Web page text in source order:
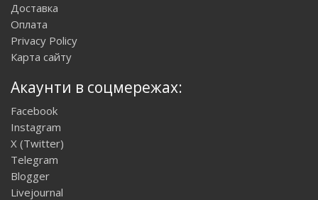
Доставка
Оплата
Privacy Policy
Карта сайту
Акаунти в соцмережах:
Facebook
Instagram
X (Twitter)
Telegram
Blogger
Livejournal